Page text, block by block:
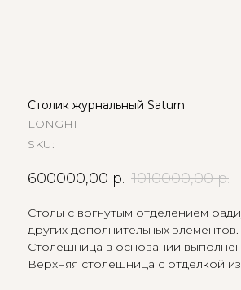
Столик журнальный Saturn
LONGHI
SKU:
600000,00 р. 1010000,00 р.
Столы с вогнутым отделением
других дополнительных элементов.
Столешница в основании
Верхняя столешница с отделкой